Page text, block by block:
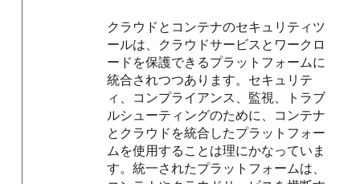
クラウドとコンテナのセキュリティツ
ールは、クラウドサービスとワークロ
ードを保護できるプラットフォームに
統合されつつあります。セキュリテ
ィ、コンプライアンス、監視、トラブ
ルシューティングのために、コンテナ
とクラウドを統合したプラットフォー
ムを使用することは理にかなっていま
す。統一されたプラットフォームは、